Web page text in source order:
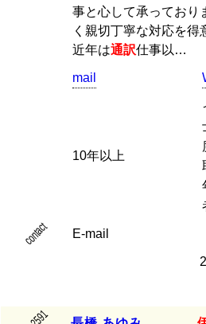
事と心して承っており
く親切丁寧な対応を得
近年は通訳仕事以…
mail
10年以上
contact E-mail